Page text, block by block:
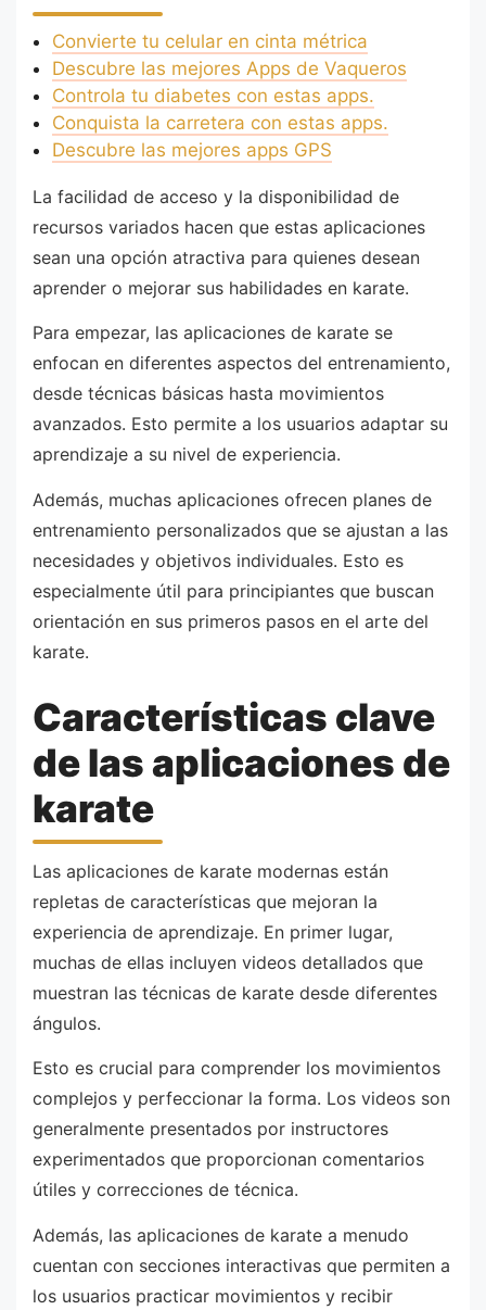
Convierte tu celular en cinta métrica
Descubre las mejores Apps de Vaqueros
Controla tu diabetes con estas apps.
Conquista la carretera con estas apps.
Descubre las mejores apps GPS
La facilidad de acceso y la disponibilidad de
recursos variados hacen que estas aplicaciones
sean una opción atractiva para quienes desean
aprender o mejorar sus habilidades en karate.
Para empezar, las aplicaciones de karate se
enfocan en diferentes aspectos del entrenamiento,
desde técnicas básicas hasta movimientos
avanzados. Esto permite a los usuarios adaptar su
aprendizaje a su nivel de experiencia.
Además, muchas aplicaciones ofrecen planes de
entrenamiento personalizados que se ajustan a las
necesidades y objetivos individuales. Esto es
especialmente útil para principiantes que buscan
orientación en sus primeros pasos en el arte del
karate.
Características clave
de las aplicaciones de
karate
Las aplicaciones de karate modernas están
repletas de características que mejoran la
experiencia de aprendizaje. En primer lugar,
muchas de ellas incluyen videos detallados que
muestran las técnicas de karate desde diferentes
ángulos.
Esto es crucial para comprender los movimientos
complejos y perfeccionar la forma. Los videos son
generalmente presentados por instructores
experimentados que proporcionan comentarios
útiles y correcciones de técnica.
Además, las aplicaciones de karate a menudo
cuentan con secciones interactivas que permiten a
los usuarios practicar movimientos y recibir